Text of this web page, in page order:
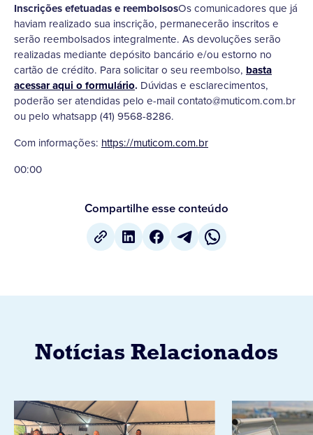
Inscrições efetuadas e reembolsosOs comunicadores que já
haviam realizado sua inscrição, permanecerão inscritos e
serão reembolsados integralmente. As devoluções serão
realizadas mediante depósito bancário e/ou estorno no
cartão de crédito. Para solicitar o seu reembolso, basta
acessar aqui o formulário. Dúvidas e esclarecimentos,
poderão ser atendidas pelo e-mail contato@muticom.com.br
ou pelo whatsapp (41) 9568-8286.
Com informações: https://muticom.com.br
00:00
Compartilhe esse conteúdo
Notícias Relacionados